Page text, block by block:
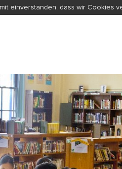
einverstanden, dass wir Cookies